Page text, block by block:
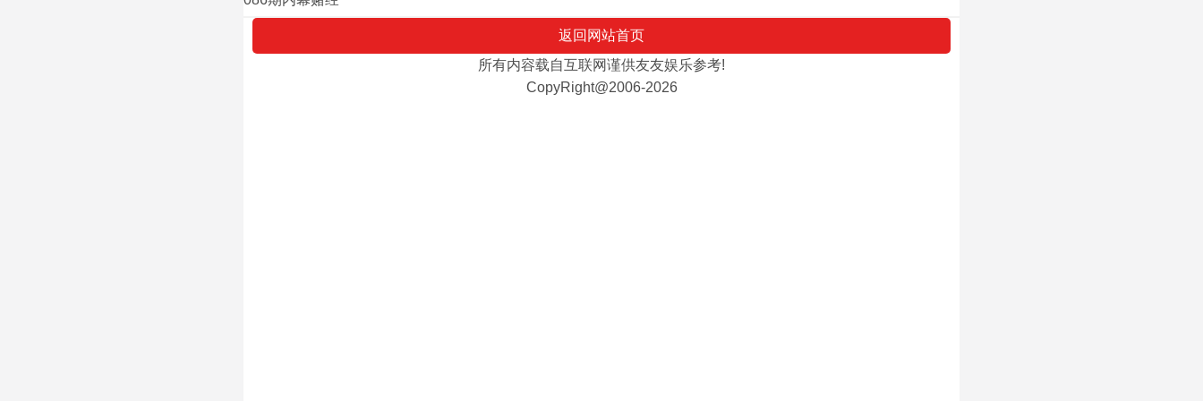
返回网站首页
所有内容载自互联网谨供友友娱乐参考!
CopyRight@2006-2026